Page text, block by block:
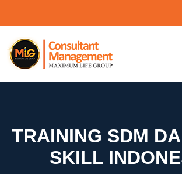
TRAINING SDM
SKILL